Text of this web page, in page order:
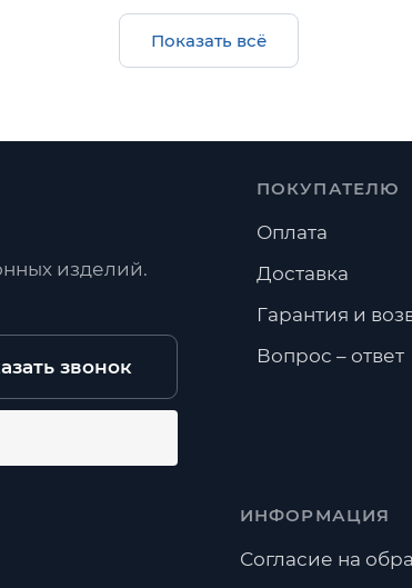
отправьте спецификацию или
крепеж и сопутствующие
Воздуховоды
Показать всё
изделий.
звонок
ПОКУПАТЕЛЮ
Оплата
Доставка
Гарантия и
Вопрос – ответ
ИНФОРМАЦИЯ
Согласие на